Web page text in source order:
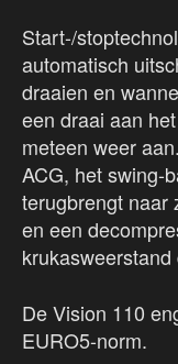
Start-/
automatisch
draaien en
een draai aan
meteen weer
ACG, het swing-
terugbrengt naar
en een
De Vision 110
EURO5-norm.